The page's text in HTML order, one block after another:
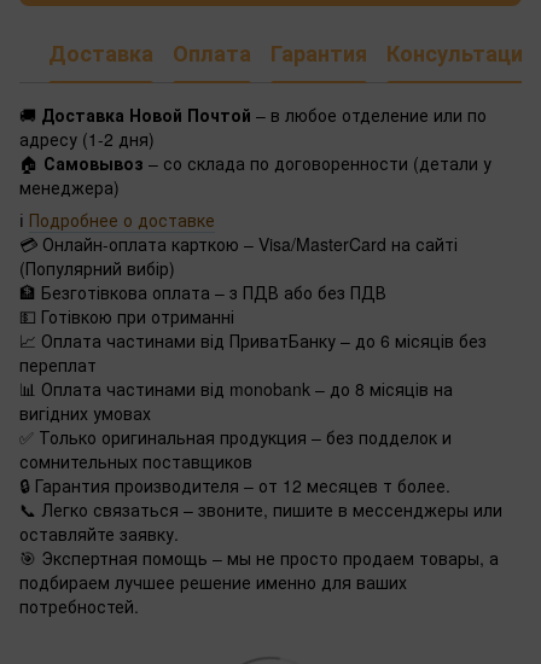
Доставка Оплата Гарантия Консультация
🚚 Доставка Новой Почтой – в любое отделение или по
адресу (1-2 дня)
🏠 Самовывоз – со склада по договоренности (детали у
менеджера)
ℹ️ Подробнее о доставке
💳 Онлайн-оплата карткою – Visa/MasterCard на сайті
(Популярний вибір)
🏦 Безготівкова оплата – з ПДВ або без ПДВ
💵 Готівкою при отриманні
📈 Оплата частинами від ПриватБанку – до 6 місяців без
переплат
📊 Оплата частинами від monobank – до 8 місяців на
вигідних умовах
✅ Только оригинальная продукция – без подделок и
сомнительных поставщиков
🔒 Гарантия производителя – от 12 месяцев т более.
📞 Легко связаться – звоните, пишите в мессенджеры или
оставляйте заявку.
🎯 Экспертная помощь – мы не просто продаем товары, а
подбираем лучшее решение именно для ваших
потребностей.